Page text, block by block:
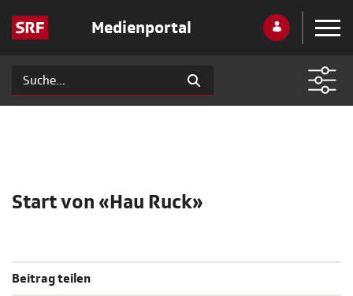
Medienportal
Start von «Hau Ruck»
Beitrag teilen